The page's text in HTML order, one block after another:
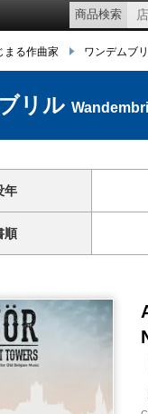
商品検索
まる作曲家 ワンデムブ
リル
年
順